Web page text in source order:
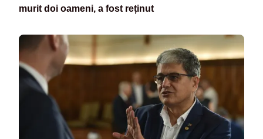
murit doi oameni, a fost reținut